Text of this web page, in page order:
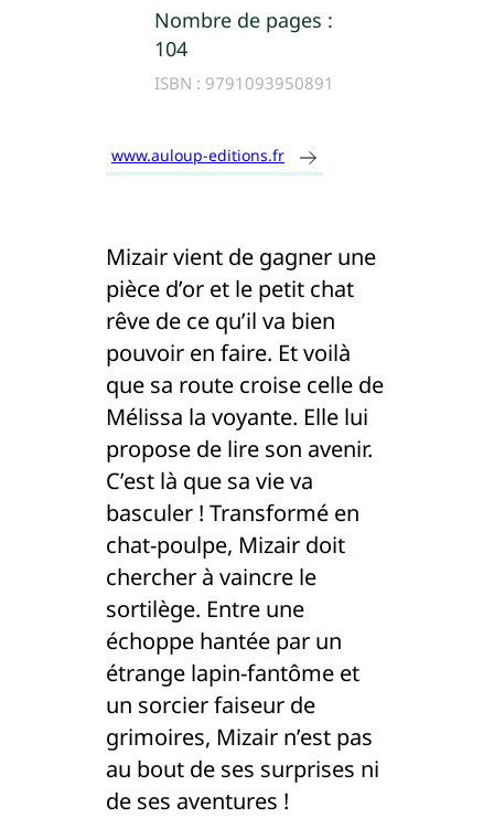
Nombre de pages :
104
ISBN : 9791093950891
www.auloup-editions.fr
Mizair vient de gagner une
pièce d’or et le petit chat
rêve de ce qu’il va bien
pouvoir en faire. Et voilà
que sa route croise celle de
Mélissa la voyante. Elle lui
propose de lire son avenir.
C’est là que sa vie va
basculer ! Transformé en
chat-poulpe, Mizair doit
chercher à vaincre le
sortilège. Entre une
échoppe hantée par un
étrange lapin-fantôme et
un sorcier faiseur de
grimoires, Mizair n’est pas
au bout de ses surprises ni
de ses aventures !